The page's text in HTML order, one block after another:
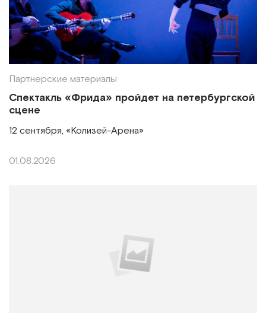
Партнерские материалы
Спектакль «Фрида» пройдет на петербургской
сцене
12 сентября, «Колизей-Арена»
01.08.2026